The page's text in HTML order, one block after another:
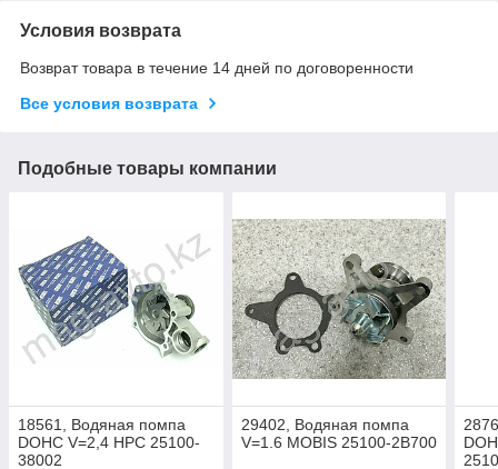
Условия возврата
Возврат товара в течение 14 дней по договоренности
Все условия возврата
Подобные товары компании
18561, Водяная помпа
DOHC V=2,4 HPC 25100-
38002
29402, Водяная помпа
V=1.6 MOBIS 25100-2B700